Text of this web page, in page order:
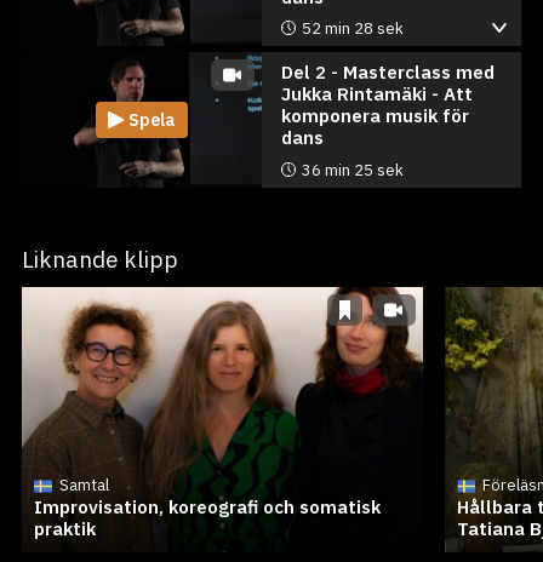
52 min 28 sek
Spela
Del 2 - Masterclass med
Jukka Rintamäki - Att
komponera musik för
dans
36 min 25 sek
Liknande klipp
Samtal
Improvisation, koreografi och somatisk
praktik
Hållbara
Tatiana